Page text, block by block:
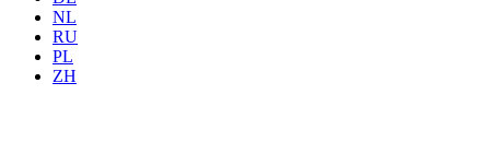
NL
RU
PL
ZH
Waar Alle
Gasten 2 gasten